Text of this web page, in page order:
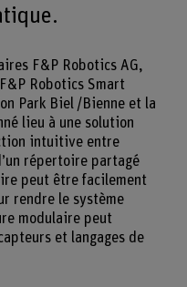
F&P Robotics AG,
Robotics Smart
Park Biel / Bienne et la
lieu à une solution
intuitive entre
répertoire partagé
peut être facilement
rendre le système
modulaire peut
et langages de